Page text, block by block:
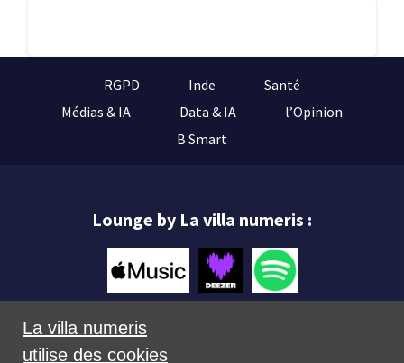
RGPD Inde
Santé
Médias & IA
Data & IA
l’Opinion
B Smart
Lounge by La villa numeris :
La villa numeris
utilise des cookies